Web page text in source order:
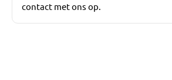
contact met ons op.